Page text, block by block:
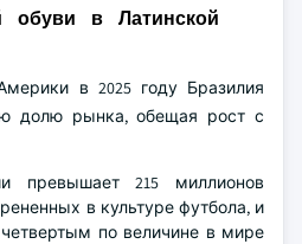
обуви в Латинской
в 2025 году Бразилия
долю рынка, обещая рост с
превышает 215 миллионов
в культуре футбола, и
по величине в мире